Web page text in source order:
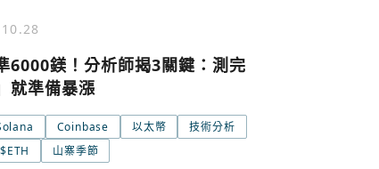
6000鎂！分析師揭3關鍵：測完
就準備暴漲
Coinbase 以太幣
技術分析
$ETH 山寨季節
密城市 關閉